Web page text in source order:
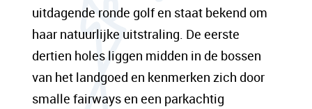
uitdagende ronde golf en staat bekend om
haar natuurlijke uitstraling. De eerste
dertien holes liggen midden in de bossen
van het landgoed en kenmerken zich door
smalle fairways en een parkachtig